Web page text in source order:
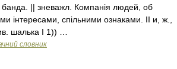
банда. || зневажл. Компанія людей, об
інтересами, спільними ознаками. II и, ж.,
шалька I 1)) …
словник